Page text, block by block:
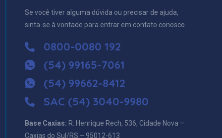
Se você tiver alguma dúvida ou precisar de ajuda,
sinta-se à vontade para entrar em contato conosco.
0800-0080 192
(54) 99165-7061
(54) 99662-8412
SAC (54) 3040-9980
Base Caxias: R. Henrique Rech, 536, Cidade Nova –
Caxias do Sul/RS – 95012-613